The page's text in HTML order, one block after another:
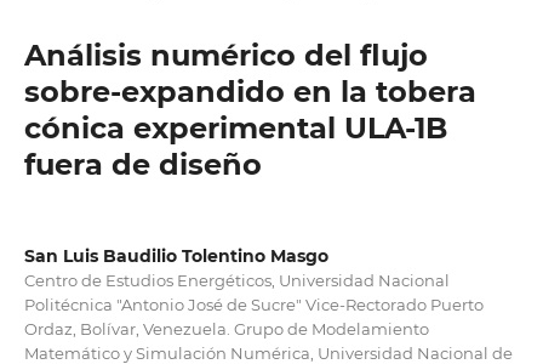
Análisis numérico del flujo
sobre-expandido en la tobera
cónica experimental ULA-1B
fuera de diseño
San Luis Baudilio Tolentino Masgo
Centro de Estudios Energéticos, Universidad Nacional
Politécnica "Antonio José de Sucre" Vice-Rectorado Puerto
Ordaz, Bolívar, Venezuela. Grupo de Modelamiento
Matemático y Simulación Numérica, Universidad Nacional de